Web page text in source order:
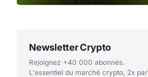
Newsletter Crypto
Rejoignez +40 000 abonnés.
L'essentiel du marché crypto, 2x par